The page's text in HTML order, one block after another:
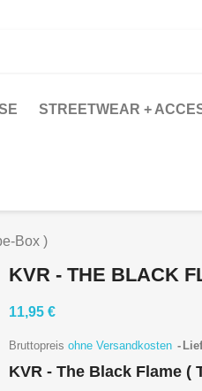
STREETWEAR +
Box )
KVR - THE BLACK
11,95 €
Bruttopreis ohne Versandkosten
KVR - The Black Flame (